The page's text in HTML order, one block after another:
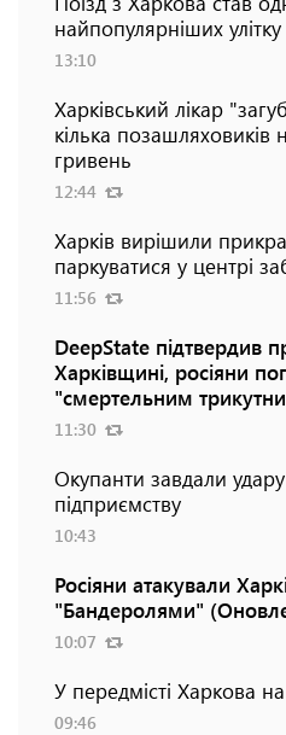
найпопулярніших улітку
13:10
Харківський лікар
кілька позашляховиків
гривень
12:44
Харків вирішили
паркуватися у центрі
11:56
DeepState підтвердив
Харківщині, росіяни
"смертельним
11:30
Окупанти завдали
підприємству
10:43
Росіяни атакували
"Бандеролями"
10:07
У передмісті Харкова
09:46